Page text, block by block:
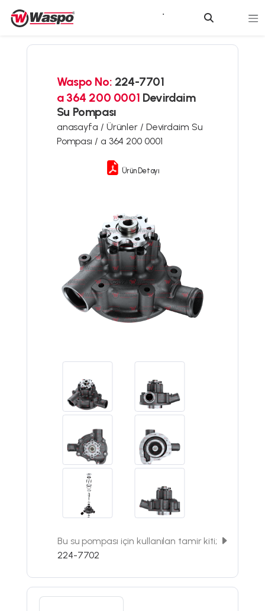
Waspo No: 224-7701
a 364 200 0001 Devirdaim
Su Pompası
anasayfa / Ürünler / Devirdaim Su
Pompası / a 364 200 0001
Ürün Detayı
Bu su pompası için kullanılan tamir kiti;
224-7702